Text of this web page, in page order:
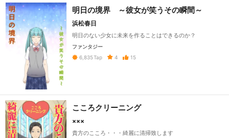
明日の境界 ～彼女が笑うその瞬間～
浜松春日
明日のない少女に未来を作ることはできるのか？
ファンタジー
6,835Tap 4 15
こころクリーニング
×××
貴方のこころ・・・綺麗に清掃致します